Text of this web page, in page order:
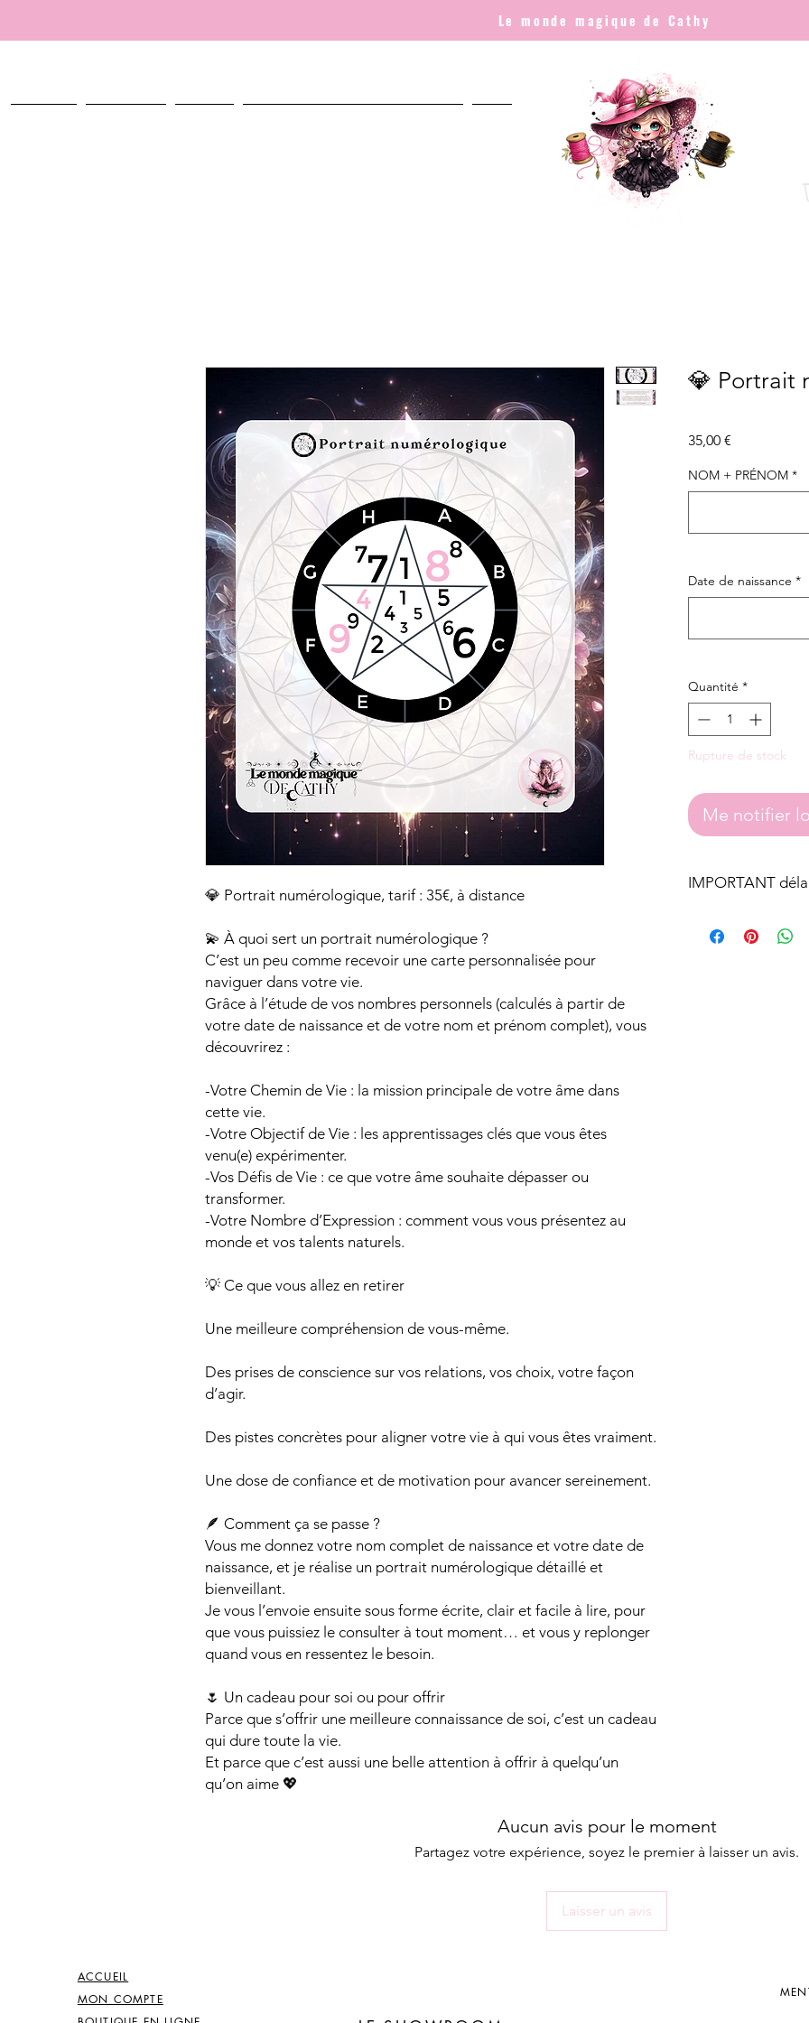
Le monde magique de Cathy
💎 Portrait numérologique, tarif : 35€, à distance
💫 À quoi sert un portrait numérologique ?
C’est un peu comme recevoir une carte personnalisée pour
naviguer dans votre vie.
Grâce à l’étude de vos nombres personnels (calculés à partir de
votre date de naissance et de votre nom et prénom complet), vous
découvrirez :
-Votre Chemin de Vie : la mission principale de votre âme dans
cette vie.
-Votre Objectif de Vie : les apprentissages clés que vous êtes
venu(e) expérimenter.
-Vos Défis de Vie : ce que votre âme souhaite dépasser ou
transformer.
-Votre Nombre d’Expression : comment vous vous présentez au
monde et vos talents naturels.
💡 Ce que vous allez en retirer
Une meilleure compréhension de vous-même.
Des prises de conscience sur vos relations, vos choix, votre façon
d’agir.
Des pistes concrètes pour aligner votre vie à qui vous êtes vraiment.
Une dose de confiance et de motivation pour avancer sereinement.
🪶 Comment ça se passe ?
Vous me donnez votre nom complet de naissance et votre date de
naissance, et je réalise un portrait numérologique détaillé et
bienveillant.
Je vous l’envoie ensuite sous forme écrite, clair et facile à lire, pour
que vous puissiez le consulter à tout moment… et vous y replonger
quand vous en ressentez le besoin.
🌷 Un cadeau pour soi ou pour offrir
Parce que s’offrir une meilleure connaissance de soi, c’est un cadeau
qui dure toute la vie.
Et parce que c’est aussi une belle attention à offrir à quelqu’un
qu’on aime 💖
💎 Portrait
35,00 €
NOM + PRÉNOM *
Date de naissance *
Quantité *
Rupture de stock
Me notifier
IMPORTANT
je prendrai contact
Aucun avis pour le moment
Partagez votre expérience, soyez le premier à laisser un avis.
Laisser un avis
ACCUEIL
MON COMPTE